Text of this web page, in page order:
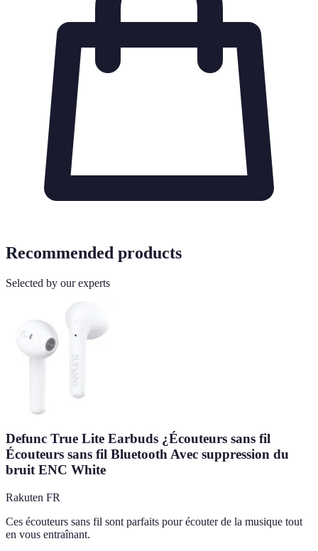
Recommended products
Selected by our experts
Defunc True Lite Earbuds ¿Écouteurs sans fil
Écouteurs sans fil Bluetooth Avec suppression du
bruit ENC White
Rakuten FR
Ces écouteurs sans fil sont parfaits pour écouter de la musique tout
en vous entraînant.